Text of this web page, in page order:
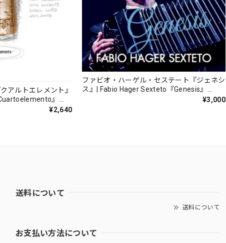
アルトエレメント』
』
¥2,640
ファビオ・ハーゲル・セステート『ジェネシ
ス』| Fabio Hager Sexteto『Genesis』
¥3,000
送料について
送料について
お支払い方法について